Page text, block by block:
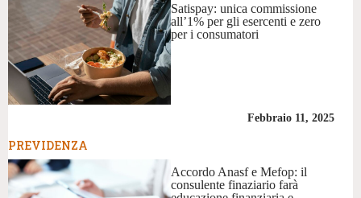
Satispay: unica commissione
all’1% per gli esercenti e zero
per i consumatori
Febbraio 11, 2025
PREVIDENZA
Accordo Anasf e Mefop: il
consulente finaziario farà